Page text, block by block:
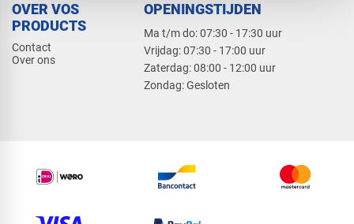
OVER VOS
PRODUCTS
Contact
Over ons
OPENINGSTIJDEN
Ma t/m do: 07:30 - 17:30 uur
​Vrijdag: 07:30 - 17:00 uur
​Zaterdag: 08:00 - 12:00 uur
​Zondag: Gesloten